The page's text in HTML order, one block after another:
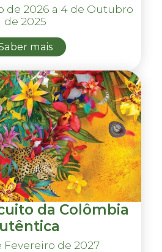
de 2026 a 4 de Outubro
de 2025
mais
da Colômbia
Fevereiro de 2027